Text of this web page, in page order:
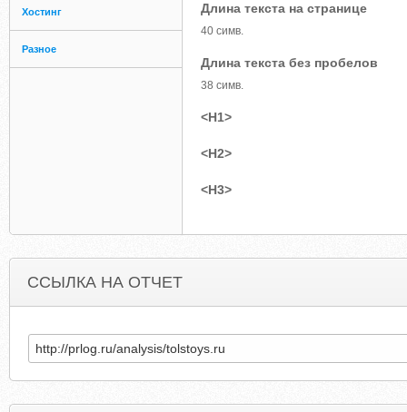
Хостинг
Разное
Длина текста на странице
40 симв.
Длина текста без пробелов
38 симв.
<H1>
<H2>
<H3>
ССЫЛКА НА ОТЧЕТ